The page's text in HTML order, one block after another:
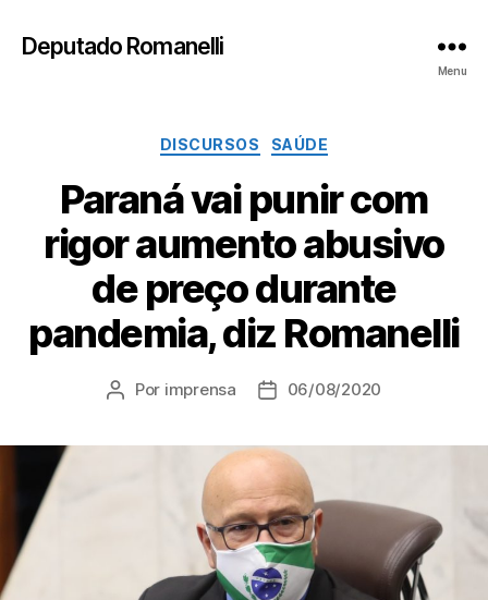
Deputado Romanelli
Menu
Categorias
DISCURSOS SAÚDE
Paraná vai punir com
rigor aumento abusivo
de preço durante
pandemia, diz Romanelli
Autor
Por imprensa
Data06/08/2020